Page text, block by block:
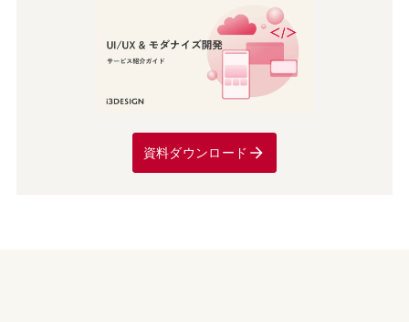
資料ダウンロード